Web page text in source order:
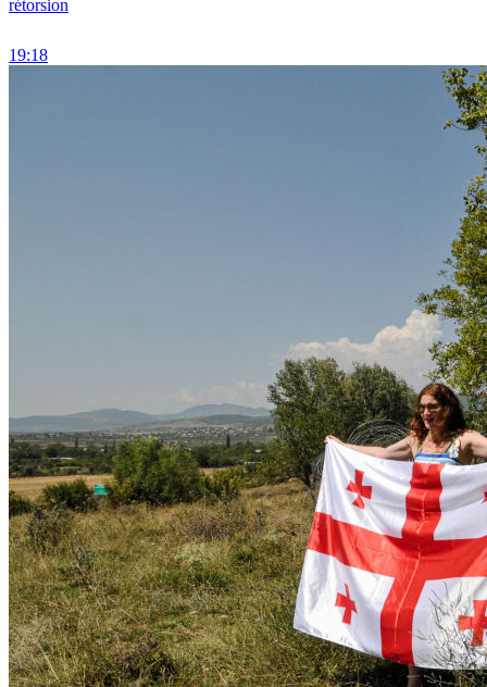
rétorsion
19:18